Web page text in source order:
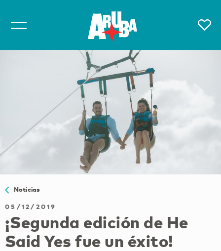
Noticias
05/12/2019
¡Segunda edición de He
Said Yes fue un éxito!